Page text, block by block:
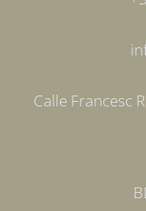
Calle Francesc